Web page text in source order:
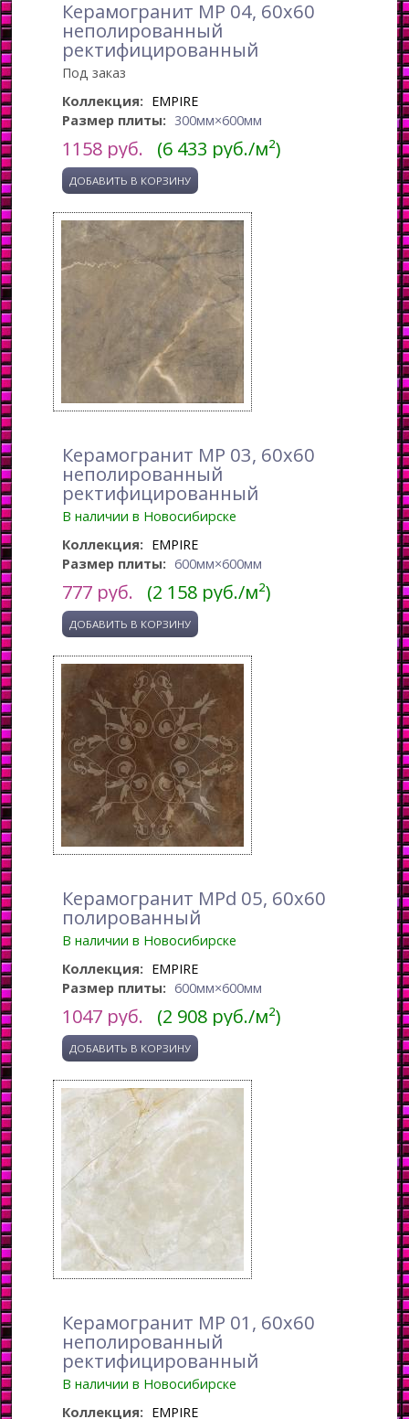
Керамогранит MP 04, 60x60
неполированный
ректифицированный
Под заказ
Коллекция: EMPIRE
Размер плиты: 300мм×600мм
1158 руб. (6 433 руб./м²)
Керамогранит MP 03, 60x60
неполированный
ректифицированный
В наличии в Новосибирске
Коллекция: EMPIRE
Размер плиты: 600мм×600мм
777 руб. (2 158 руб./м²)
Керамогранит MPd 05, 60x60
полированный
В наличии в Новосибирске
Коллекция: EMPIRE
Размер плиты: 600мм×600мм
1047 руб. (2 908 руб./м²)
Керамогранит MP 01, 60x60
неполированный
ректифицированный
В наличии в Новосибирске
Коллекция: EMPIRE